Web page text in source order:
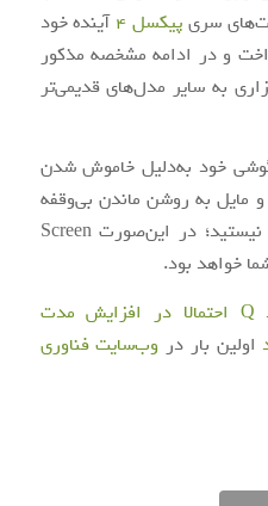
سری پیکسل 4 آینده خود
و در ادامه مشخصه مذکور
به سایر مدل‌های قدیمی‌تر
خود به‌دلیل خاموش شدن
و مایل به روشن ماندن بی‌وقفه
آن برای مدت زمان 30 دقیقه نیستید؛ در این‌صورت Screen
مشخصه جدید اندروید Q احتمالا در افزایش مدت
اولین بار در وب‌سایت فناوری